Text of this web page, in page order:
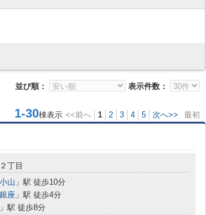
並び順： 表示件数：
1-30棟表示 <<前へ 1 2 3 4 5 次へ>> 最初
２丁目
山 」駅 徒歩10分
座 」駅 徒歩4分
」駅 徒歩8分